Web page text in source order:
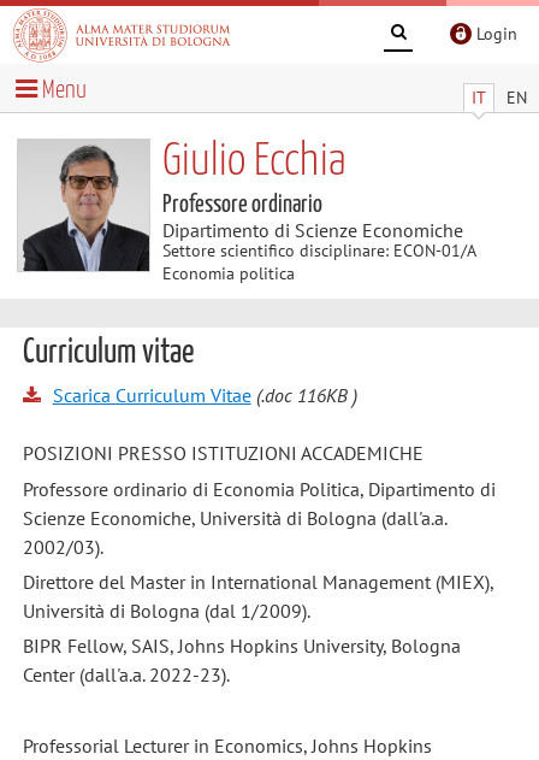
Login
IT EN
Menu
Giulio Ecchia
Professore ordinario
Dipartimento di Scienze Economiche
Settore scientifico disciplinare: ECON-01/A
Economia politica
Curriculum vitae
Scarica Curriculum Vitae(.doc 116KB )
POSIZIONI PRESSO ISTITUZIONI ACCADEMICHE
Professore ordinario di Economia Politica, Dipartimento di
Scienze Economiche, Università di Bologna (dall'a.a.
2002/03).
Direttore del Master in International Management (MIEX),
Università di Bologna (dal 1/2009).
BIPR Fellow, SAIS, Johns Hopkins University, Bologna
Center (dall'a.a. 2022-23).
Professorial Lecturer in Economics, Johns Hopkins